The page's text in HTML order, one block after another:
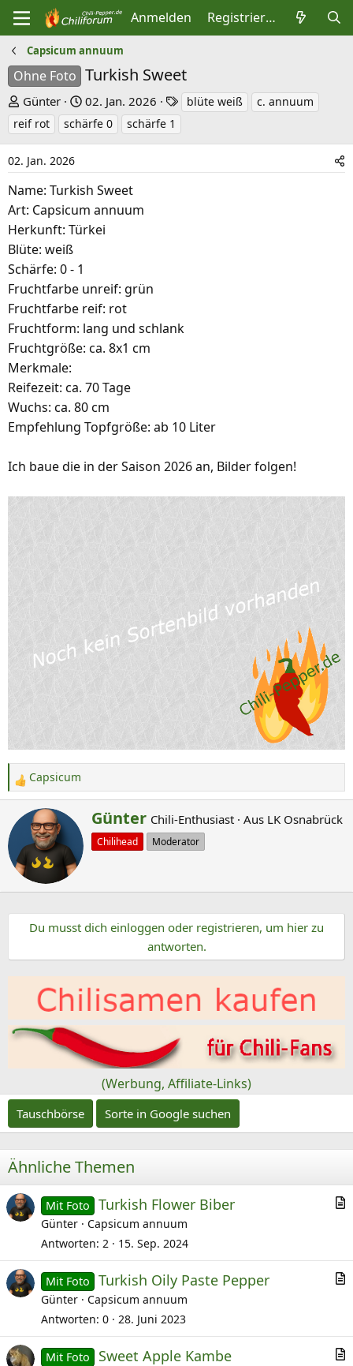
Anmelden Registrieren
Capsicum annuum
Ohne Foto Turkish Sweet
E
r
s
e
l
l
e
r
Günter
E
r
s
e
l
l
t
02. Jan. 2026
a
blüte weiß
c. annuum
reif rot
schärfe 0 schärfe 1
02. Jan. 2026
Name: Turkish Sweet
Art: Capsicum annuum
Herkunft: Türkei
Blüte: weiß
Schärfe: 0 - 1
Fruchtfarbe unreif: grün
Fruchtfarbe reif: rot
Fruchtform: lang und schlank
Fruchtgröße: ca. 8x1 cm
Merkmale:
Reifezeit: ca. 70 Tage
Wuchs: ca. 80 cm
Empfehlung Topfgröße: ab 10 Liter
Ich baue die in der Saison 2026 an, Bilder folgen!
R
e
a
i
o
:
Capsicum
G
e
s
h
i
e
o
n
Günter Chili-Enthusiast · Aus LK Osnabrück
Chilihead Moderator
Du musst dich einloggen oder registrieren, um hier zu
antworten.
(Werbung, Affiliate-Links)
Tauschbörse Sorte in Google suchen
Ähnliche Themen
i
Mit Foto Turkish Flower Biber
Günter
Capsicum annuum
Antworten 2 15. Sep. 2024
i
Mit Foto Turkish Oily Paste Pepper
Günter
Capsicum annuum
Antworten 0 28. Juni 2023
Mit Foto Sweet Apple Kambe